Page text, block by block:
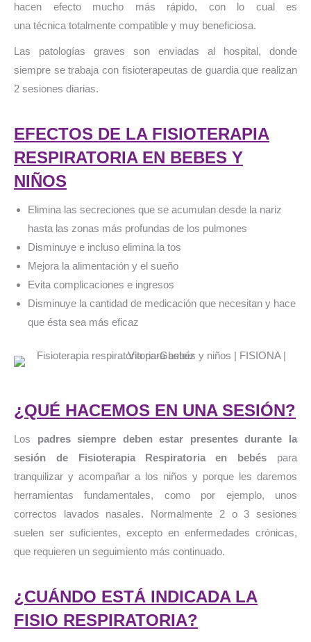
hacen efecto mucho más rápido, con lo cual es
una técnica totalmente compatible y muy beneficiosa.
Las patologías graves son enviadas al hospital, donde
siempre se trabaja con fisioterapeutas de guardia que realizan
2 sesiones diarias.
EFECTOS DE LA FISIOTERAPIA
RESPIRATORIA EN BEBES Y
NIÑOS
Elimina las secreciones que se acumulan desde la nariz
hasta las zonas más profundas de los pulmones
Disminuye e incluso elimina la tos
Mejora la alimentación y el sueño
Evita complicaciones e ingresos
Disminuye la cantidad de medicación que necesitan y hace
que ésta sea más eficaz
¿QUÉ HACEMOS EN UNA SESIÓN?
Los padres siempre deben estar presentes durante la
sesión de Fisioterapia Respiratoria en bebés para
tranquilizar y acompañar a los niños y porque les daremos
herramientas fundamentales, como por ejemplo, unos
correctos lavados nasales. Normalmente 2 o 3 sesiones
suelen ser suficientes, excepto en enfermedades crónicas,
que requieren un seguimiento más continuado.
¿CUÁNDO ESTÁ INDICADA LA
FISIO RESPIRATORIA?